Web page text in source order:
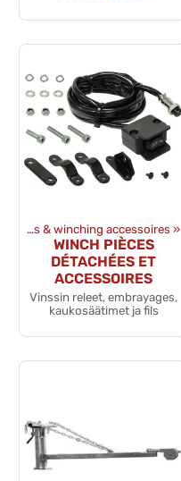
Winches & winching accessoires ‪»
WINCH PIÈCES
DÉTACHÉES ET
ACCESSOIRES
Vinssin releet, embrayages,
kaukosäätimet ja fils
Produits ‪»